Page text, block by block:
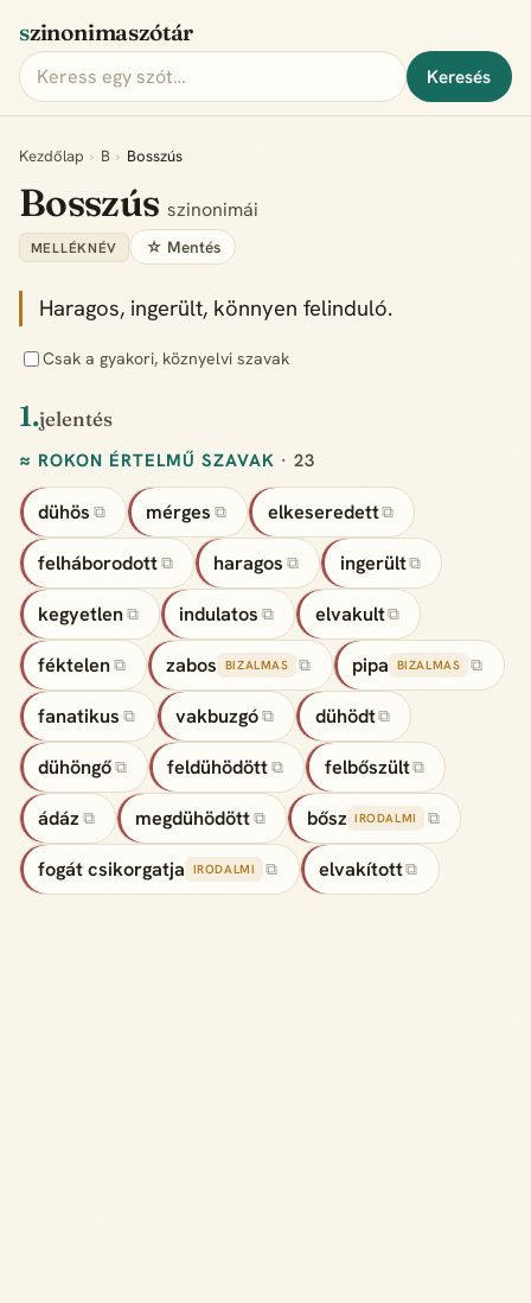
szinonimaszótár
Keresés
Kezdőlap › B › Bosszús
Bosszús szinonimái
MELLÉKNÉV ☆ Mentés
Haragos, ingerült, könnyen felinduló.
Csak a gyakori, köznyelvi szavak
1.jelentés
≈ ROKON ÉRTELMŰ SZAVAK · 23
dühös ⧉ mérges ⧉ elkeseredett⧉
felháborodott ⧉ haragos ⧉ ingerült⧉
kegyetlen ⧉ indulatos ⧉ elvakult⧉
féktelen ⧉ zabos BIZALMAS ⧉ pipa BIZALMAS ⧉
fanatikus ⧉ vakbuzgó ⧉ dühödt⧉
dühöngő ⧉ feldühödött ⧉ felbőszült⧉
ádáz ⧉ megdühödött ⧉ bősz IRODALMI ⧉
fogát csikorgatja IRODALMI ⧉ elvakított⧉